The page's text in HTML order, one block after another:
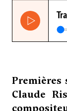
Premières
Claude